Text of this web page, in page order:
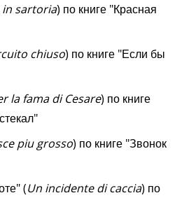
in sartoria) по книге "Красная
chiuso) по книге "Если бы
la fama di Cesare) по книге
piu grosso) по книге "Звонок
(Un incidente di caccia) по